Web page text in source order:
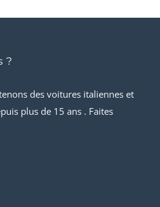
?
des voitures italiennes et
plus de 15 ans . Faites